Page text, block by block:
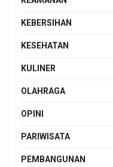
KEBERSIHAN
KESEHATAN
KULINER
OLAHRAGA
OPINI
PARIWISATA
PEMBANGUNAN